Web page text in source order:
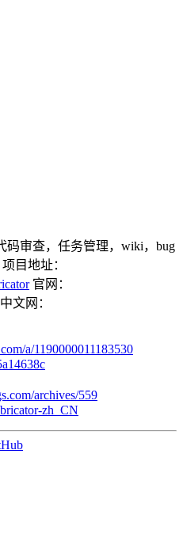
码审查，任务管理，wiki，bug
目地址：
官网：
文网：
a/1190000011183530
archives/559
zh_CN